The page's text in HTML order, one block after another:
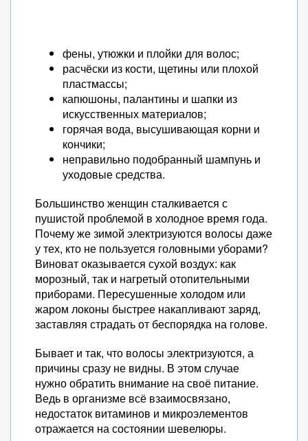
фены, утюжки и плойки для волос;
расчёски из кости, щетины или плохой
пластмассы;
капюшоны, палантины и шапки из
искусственных материалов;
горячая вода, высушивающая корни и
кончики;
неправильно подобранный шампунь и
уходовые средства.
Большинство женщин сталкивается с
пушистой проблемой в холодное время года.
Почему же зимой электризуются волосы даже
у тех, кто не пользуется головными уборами?
Виноват оказывается сухой воздух: как
морозный, так и нагретый отопительными
приборами. Пересушенные холодом или
жаром локоны быстрее накапливают заряд,
заставляя страдать от беспорядка на голове.
Бывает и так, что волосы электризуются, а
причины сразу не видны. В этом случае
нужно обратить внимание на своё питание.
Ведь в организме всё взаимосвязано,
недостаток витаминов и микроэлементов
отражается на состоянии шевелюры.